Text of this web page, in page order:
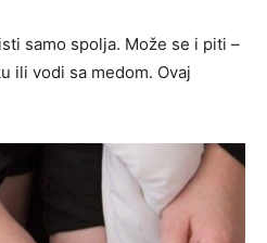
samo spolja. Može se i piti –
ili vodi sa medom. Ovaj